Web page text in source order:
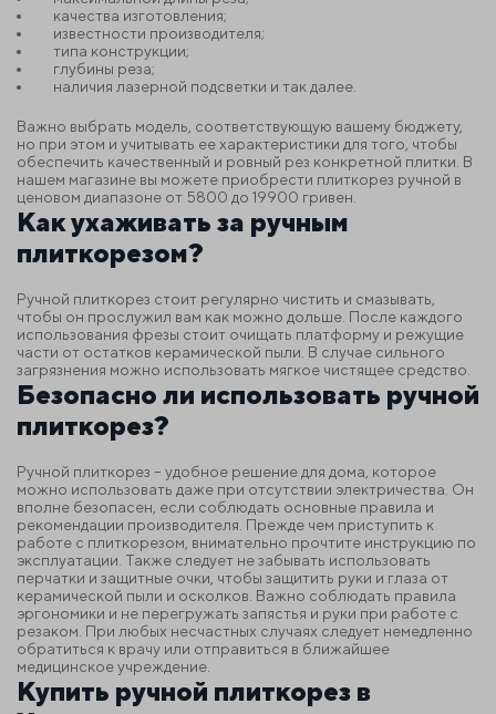
качества изготовления;
известности производителя;
типа конструкции;
глубины реза;
наличия лазерной подсветки и так далее.
Важно выбрать модель, соответствующую вашему бюджету,
но при этом и учитывать ее характеристики для того, чтобы
обеспечить качественный и ровный рез конкретной плитки. В
нашем магазине вы можете приобрести плиткорез ручной в
ценовом диапазоне от 5800 до 19900 гривен.
Как ухаживать за ручным
плиткорезом?
Ручной плиткорез стоит регулярно чистить и смазывать,
чтобы он прослужил вам как можно дольше. После каждого
использования фрезы стоит очищать платформу и режущие
части от остатков керамической пыли. В случае сильного
загрязнения можно использовать мягкое чистящее средство.
Безопасно ли использовать ручной
плиткорез?
Ручной плиткорез – удобное решение для дома, которое
можно использовать даже при отсутствии электричества. Он
вполне безопасен, если соблюдать основные правила и
рекомендации производителя. Прежде чем приступить к
работе с плиткорезом, внимательно прочтите инструкцию по
эксплуатации. Также следует не забывать использовать
перчатки и защитные очки, чтобы защитить руки и глаза от
керамической пыли и осколков. Важно соблюдать правила
эргономики и не перегружать запястья и руки при работе с
резаком. При любых несчастных случаях следует немедленно
обратиться к врачу или отправиться в ближайшее
медицинское учреждение.
Купить ручной плиткорез в